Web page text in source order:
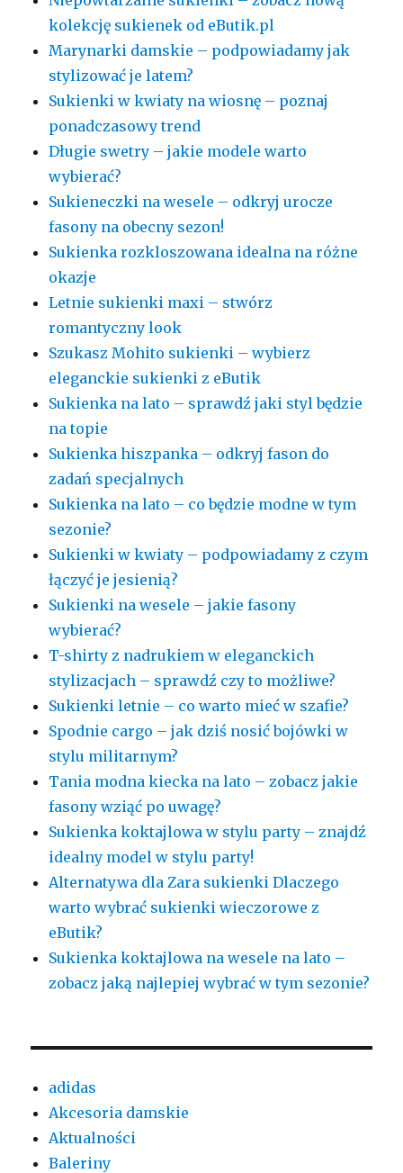
kolekcję sukienek od eButik.pl
Marynarki damskie – podpowiadamy jak
stylizować je latem?
Sukienki w kwiaty na wiosnę – poznaj
ponadczasowy trend
Długie swetry – jakie modele warto
wybierać?
Sukieneczki na wesele – odkryj urocze
fasony na obecny sezon!
Sukienka rozkloszowana idealna na różne
okazje
Letnie sukienki maxi – stwórz
romantyczny look
Szukasz Mohito sukienki – wybierz
eleganckie sukienki z eButik
Sukienka na lato – sprawdź jaki styl będzie
na topie
Sukienka hiszpanka – odkryj fason do
zadań specjalnych
Sukienka na lato – co będzie modne w tym
sezonie?
Sukienki w kwiaty – podpowiadamy z czym
łączyć je jesienią?
Sukienki na wesele – jakie fasony
wybierać?
T-shirty z nadrukiem w eleganckich
stylizacjach – sprawdź czy to możliwe?
Sukienki letnie – co warto mieć w szafie?
Spodnie cargo – jak dziś nosić bojówki w
stylu militarnym?
Tania modna kiecka na lato – zobacz jakie
fasony wziąć po uwagę?
Sukienka koktajlowa w stylu party – znajdź
idealny model w stylu party!
Alternatywa dla Zara sukienki Dlaczego
warto wybrać sukienki wieczorowe z
eButik?
Sukienka koktajlowa na wesele na lato –
zobacz jaką najlepiej wybrać w tym sezonie?
adidas
Akcesoria damskie
Aktualności
Baleriny